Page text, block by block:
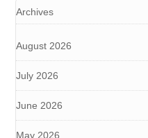
Archives
August 2026
July 2026
June 2026
May 2026